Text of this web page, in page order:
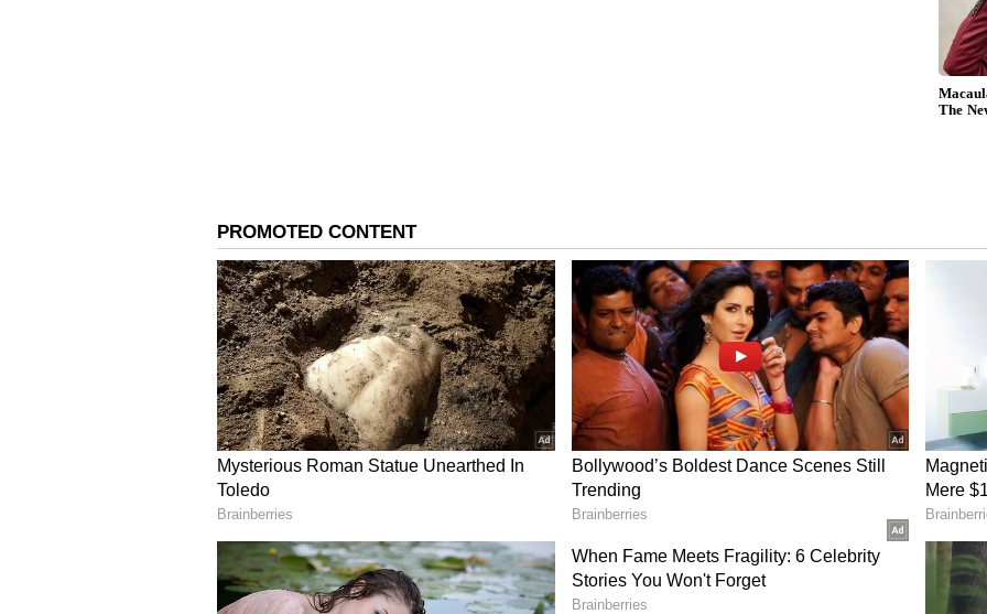
Baba Vanga: 2026 இறுதிக்குள் இந்த 4 ராசிகளின் தலைவிதி
மாறப்போகுது! அதிர்ஷ்டம் அள்ளப்போவது உறுதி.!
4